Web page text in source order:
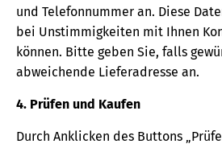
und Telefonnummer an. Diese
bei Unstimmigkeiten mit Ihnen
können. Bitte geben Sie, falls
abweichende Lieferadresse an.
4. Prüfen und Kaufen
Durch Anklicken des Buttons